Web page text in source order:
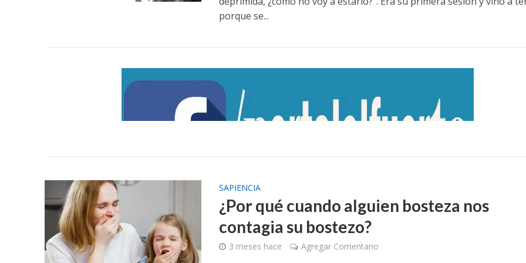
porque se...
SAPIENCIA
¿Por qué cuando alguien bosteza nos
contagia su bostezo?
3 meses hace Agregar Comentario